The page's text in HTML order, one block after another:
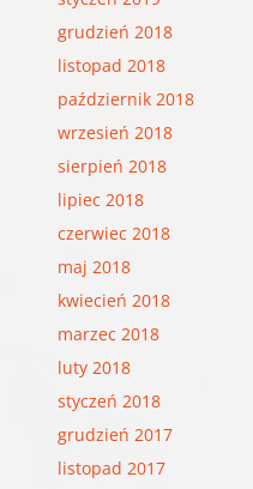
grudzień 2018
listopad 2018
październik 2018
wrzesień 2018
sierpień 2018
lipiec 2018
czerwiec 2018
maj 2018
kwiecień 2018
marzec 2018
luty 2018
styczeń 2018
grudzień 2017
listopad 2017